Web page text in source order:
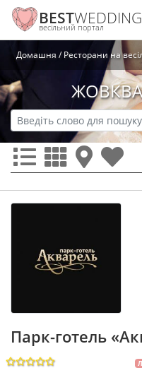
BESTWEDDING
весільний портал
Домашня Ресторани на
Парк-готель